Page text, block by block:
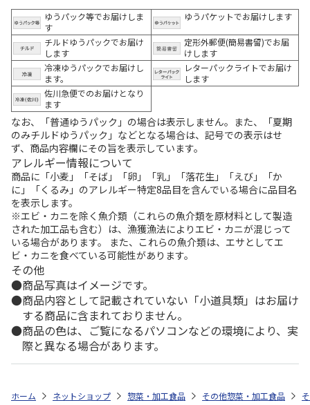
ゆうパック等でお届けしま
す
ゆうパケットでお届けします
チルドゆうパックでお届け
します
定形外郵便(簡易書留)でお届
けします
冷凍ゆうパックでお届けし
ます。
レターパックライトでお届け
します
佐川急便でのお届けとなり
ます
なお、「普通ゆうパック」の場合は表示しません。また、「夏期
のみチルドゆうパック」などとなる場合は、記号での表示はせ
ず、商品内容欄にその旨を表示しています。
アレルギー情報について
商品に「小麦」「そば」「卵」「乳」「落花生」「えび」「か
に」「くるみ」のアレルギー特定8品目を含んでいる場合に品目名
を表示します。
※エビ・カニを除く魚介類（これらの魚介類を原材料として製造
された加工品も含む）は、漁獲漁法によりエビ・カニが混じって
いる場合があります。 また、これらの魚介類は、エサとしてエ
ビ・カニを食べている可能性があります。
その他
商品写真はイメージです。
商品内容として記載されていない「小道具類」はお届け
する商品に含まれておりません。
商品の色は、ご覧になるパソコンなどの環境により、実
際と異なる場合があります。
ホーム ネットショップ 惣菜・加工食品 その他惣菜・加工食品